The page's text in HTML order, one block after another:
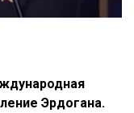
Эрдогана.